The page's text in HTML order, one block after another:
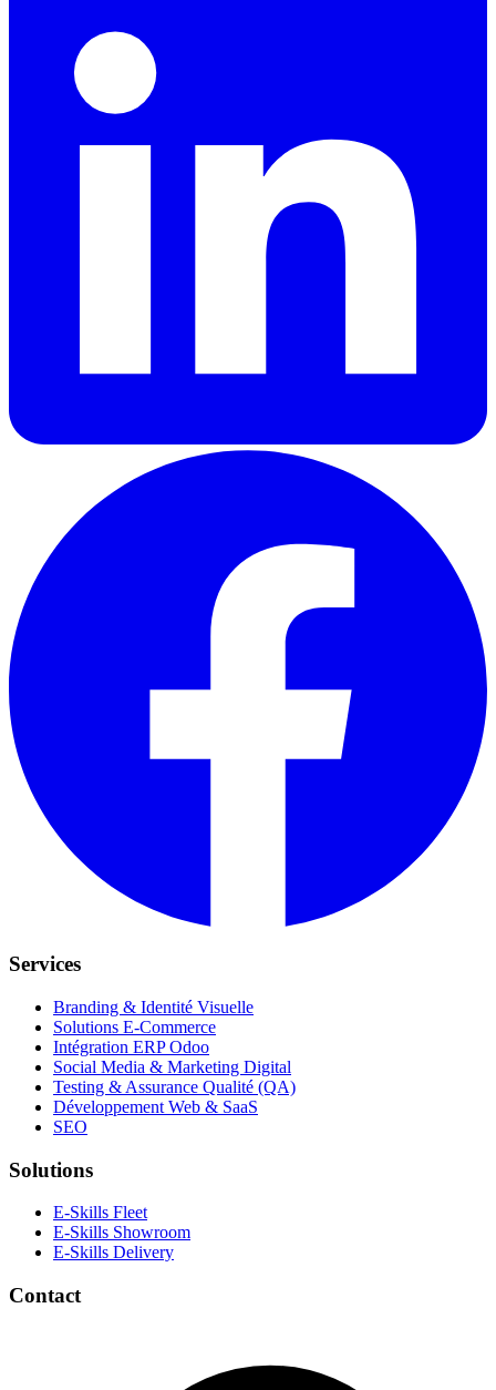
Services
Branding & Identité Visuelle
Solutions E-Commerce
Intégration ERP Odoo
Social Media & Marketing Digital
Testing & Assurance Qualité (QA)
Développement Web & SaaS
SEO
Solutions
E-Skills Fleet
E-Skills Showroom
E-Skills Delivery
Contact